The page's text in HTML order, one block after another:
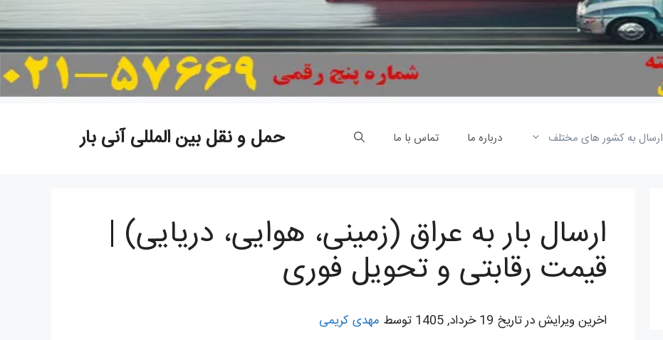
حمل و نقل بین المللی آنی بار ارسال به کشور های مختلف درباره ما تماس با ما
ارسال بار به عراق (زمینی، هوایی، دریایی) |
قیمت رقابتی و تحویل فوری
اخرین ویرایش در تاریخ 19 خرداد, 1405 توسط
مهدی کریمی